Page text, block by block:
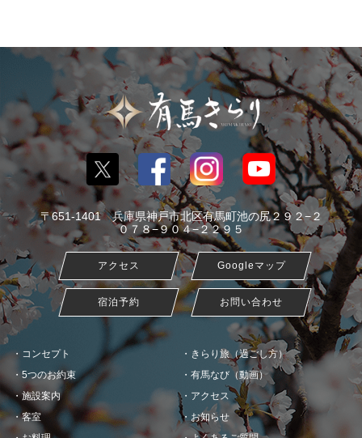
〒651-1401 兵庫県神戸市北区有馬町池の尻２９２−２
０７８−９０４−２２９５
アクセス Googleマップ
宿泊予約 お問い合わせ
コンセプト
5つのお約束
施設案内
客室
きらり旅（過ごし方）
有馬なび（動画）
アクセス
お知らせ